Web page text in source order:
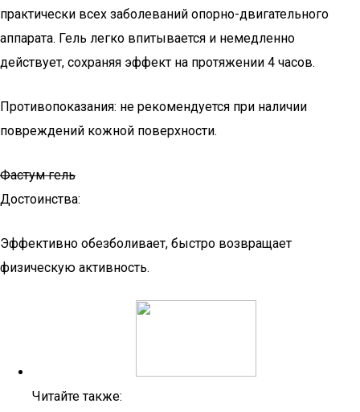
практически всех заболеваний опорно-двигательного
аппарата. Гель легко впитывается и немедленно
действует, сохраняя эффект на протяжении 4 часов.
Противопоказания: не рекомендуется при наличии
повреждений кожной поверхности.
Фастум гель
Достоинства:
Эффективно обезболивает, быстро возвращает
физическую активность.
Читайте также: